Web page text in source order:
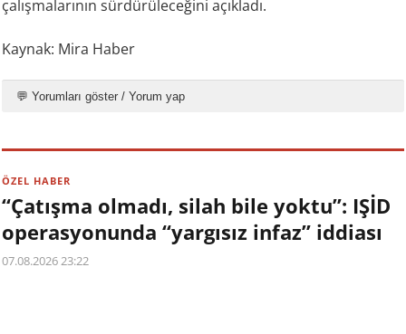
çalışmalarının sürdürüleceğini açıkladı.
Kaynak: Mira Haber
💬 Yorumları göster / Yorum yap
ÖZEL HABER
“Çatışma olmadı, silah bile yoktu”: IŞİD
operasyonunda “yargısız infaz” iddiası
07.08.2026 23:22